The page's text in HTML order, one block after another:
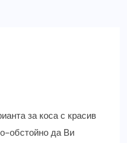
за коса с красив
обстойно да Ви